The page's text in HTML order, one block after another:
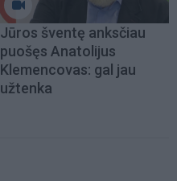
Jūros šventę anksčiau
puošęs Anatolijus
Klemencovas: gal jau
užtenka